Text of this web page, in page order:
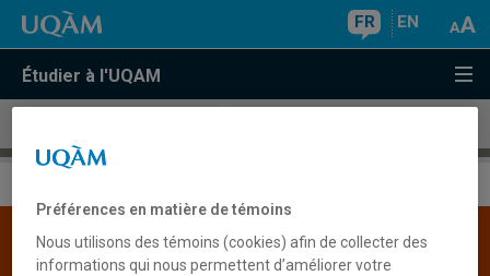
FR EN
Étudier à l'UQAM
Les admissions sont suspendues pour ce
programme - Session Automne 2021 -
Préférences en matière de témoins
Nous utilisons des témoins (cookies) afin de collecter des
informations qui nous permettent d’améliorer votre